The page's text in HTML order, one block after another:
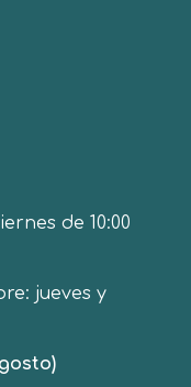
de 10:00
jueves y